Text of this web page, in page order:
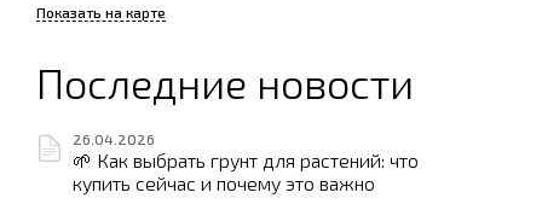
Показать на карте
Последние новости
26.04.2026
🌱 Как выбрать грунт для растений: что
купить сейчас и почему это важно